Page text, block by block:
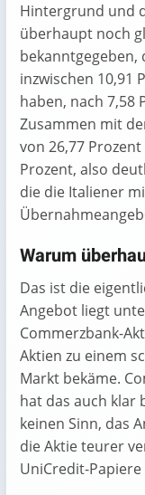
Hintergrund und
überhaupt noch
bekanntgegeben,
inzwischen 10,91
haben, nach 7,58
Zusammen mit
von 26,77
Prozent, also
die die Italiener
Warum
Das ist die
Angebot liegt
Commerzbank-
Aktien zu einem
Markt bekäme.
hat das auch klar
keinen Sinn, das
die Aktie teurer
UniCredit-